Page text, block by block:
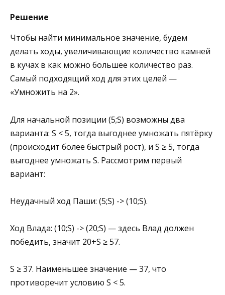
Решение
Чтобы найти минимальное значение, будем
делать ходы, увеличивающие количество камней
в кучах в как можно большее количество раз.
Самый подходящий ход для этих целей —
«Умножить на 2».
Для начальной позиции (5;S) возможны два
варианта: S < 5, тогда выгоднее умножать пятёрку
(происходит более быстрый рост), и S ≥ 5, тогда
выгоднее умножать S. Рассмотрим первый
вариант:
Неудачный ход Паши: (5;S) -> (10;S).
Ход Влада: (10;S) -> (20;S) — здесь Влад должен
победить, значит 20+S ≥ 57.
S ≥ 37. Наименьшее значение — 37, что
противоречит условию S < 5.